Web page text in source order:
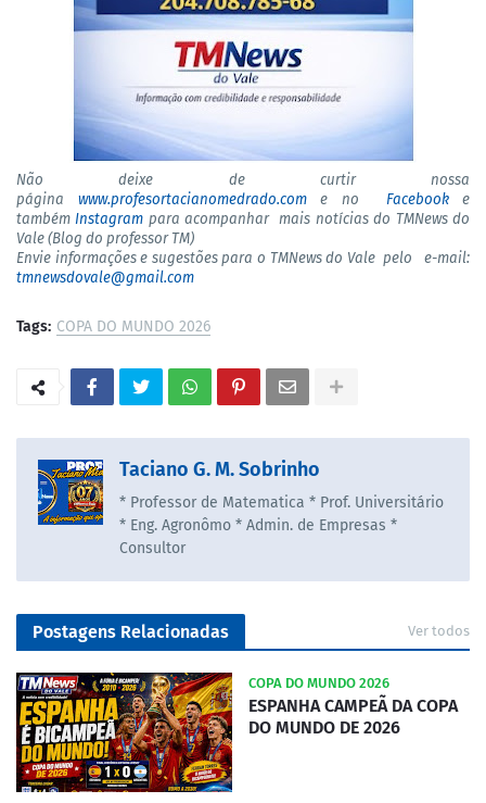
Não deixe de curtir nossa
página www.profesortacianomedrado.come no Facebooke
tambémInstagram para acompanhar mais notícias do TMNews do
Vale (Blog do professor TM)
Envie informações e sugestões para o TMNews do Vale pelo e-mail:
tmnewsdovale@gmail.com
Tags: COPA DO MUNDO 2026
Taciano G. M. Sobrinho
* Professor de Matematica * Prof. Universitário
* Eng. Agronômo * Admin. de Empresas *
Consultor
Postagens Relacionadas Ver todos
COPA DO MUNDO 2026
ESPANHA CAMPEÃ DA COPA
DO MUNDO DE 2026